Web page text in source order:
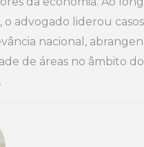
o advogado liderou
nacional,
de áreas no âmbito